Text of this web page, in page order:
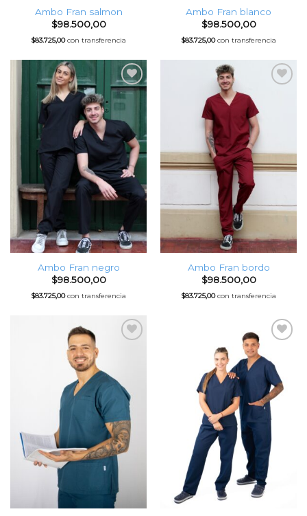
Ambo Fran salmon
$98.500,00
$83.725,00con transferencia
Ambo Fran blanco
$98.500,00
$83.725,00con transferencia
Favoritos
Ambo Fran negro
$98.500,00
$83.725,00con transferencia
Ambo Fran bordo
$98.500,00
$83.725,00con transferencia
Favoritos